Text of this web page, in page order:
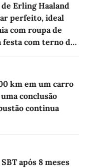
Erling Haaland
perfeito, ideal
com roupa de
festa com terno de
km em um carro
conclusão
continua
após 8 meses